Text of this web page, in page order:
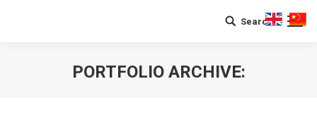
Search:
Search
PORTFOLIO ARCHIVE: